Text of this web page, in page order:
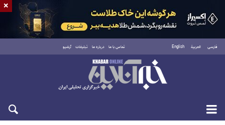
فارسی العربية English تماس با ما درباره ما تبلیغات آرشیو
جمعه ۱۶ مرداد ۱۴۰۵
×